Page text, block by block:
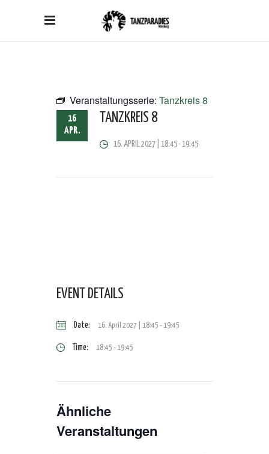
Veranstaltungsserie: Tanzkreis 8
16
APR.
TANZKREIS 8
16. APRIL 2027 | 18:45-19:45
EVENT DETAILS
Date: 16. April 2027 | 18:45 -19:45
Time: 18:45 - 19:45
Ähnliche
Veranstaltungen